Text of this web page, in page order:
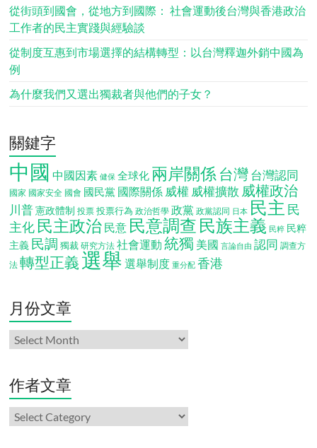
從街頭到國會，從地方到國際： 社會運動後台灣與香港政治
工作者的民主實踐與經驗談
從制度互惠到市場選擇的結構轉型：以台灣釋迦外銷中國為
例
為什麼我們又選出獨裁者與他們的子女？
關鍵字
中國 中國因素 健保 全球化 兩岸關係 台灣台灣認同
國家 國家安全 國會 國民黨 國際關係 威權 威權擴散 威權政治
川普 憲政體制 投票 投票行為 政治哲學 政黨 政黨認同 日本 民主 民
主化 民主政治 民意 民意調查 民族主義 民粹 民粹
主義 民調 獨裁 研究方法 社會運動 統獨 美國 言論自由 認同 調查方
法 轉型正義 選舉 選舉制度 重分配 香港
月份文章
月
份
章
作者文章
作
者